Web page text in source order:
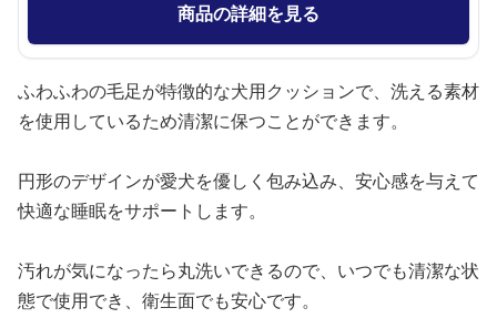
商品の詳細を見る
ふわふわの毛足が特徴的な犬用クッションで、洗える素材
を使用しているため清潔に保つことができます。
円形のデザインが愛犬を優しく包み込み、安心感を与えて
快適な睡眠をサポートします。
汚れが気になったら丸洗いできるので、いつでも清潔な状
態で使用でき、衛生面でも安心です。